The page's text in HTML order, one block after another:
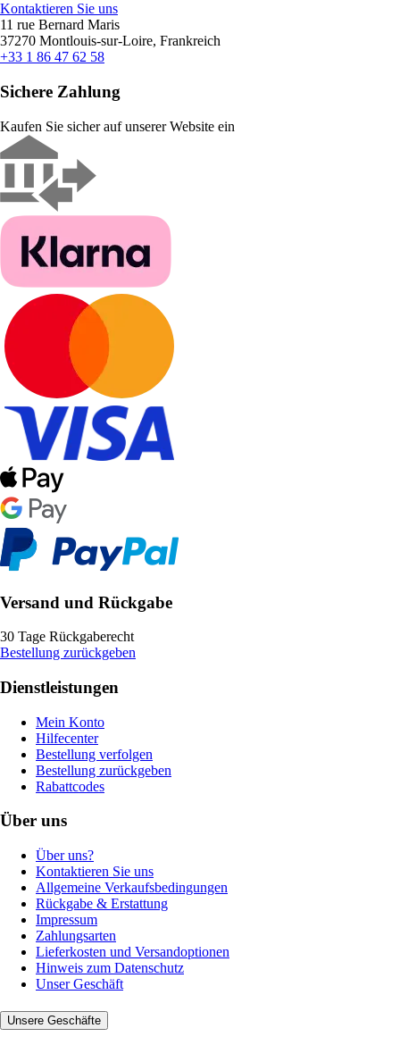
Kontaktieren Sie uns
11 rue Bernard Maris
37270 Montlouis-sur-Loire, Frankreich
+33 1 86 47 62 58
Sichere Zahlung
Kaufen Sie sicher auf unserer Website ein
Versand und Rückgabe
30 Tage Rückgaberecht
Bestellung zurückgeben
Dienstleistungen
Mein Konto
Hilfecenter
Bestellung verfolgen
Bestellung zurückgeben
Rabattcodes
Über uns
Über uns?
Kontaktieren Sie uns
Allgemeine Verkaufsbedingungen
Rückgabe & Erstattung
Impressum
Zahlungsarten
Lieferkosten und Versandoptionen
Hinweis zum Datenschutz
Unser Geschäft
Unsere Geschäfte